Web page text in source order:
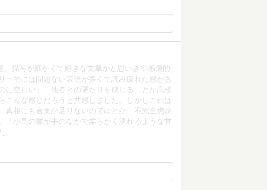
。描写が細かくて好きな文章かと思いきや感傷的
ー的には問題ない表現が多くて読み疲れた感があ
空しい」「他者との隔たりを感じる」とか高校
こんな感じだろうと共感しました。しかしこれは
真相にも言葉が足りないのではとか、不完全燃焼
「小鳥の雛が手のなかで柔らかく潰れるような甘
。